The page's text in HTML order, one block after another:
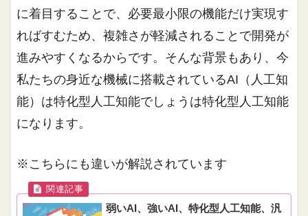
に着目することで、必要最小限の機能だけ実現す
ればすむため、複雑さが軽減されることで開発が
進みやすくなるからです。そんな背景もあり、今
私たちの身近な機械に搭載されているAI（人工知
能）は特化型人工知能でしょうは特化型人工知能
になります。
※こちらにも違いが解説されています
弱いAI、強いAI、特化型人工知能、汎